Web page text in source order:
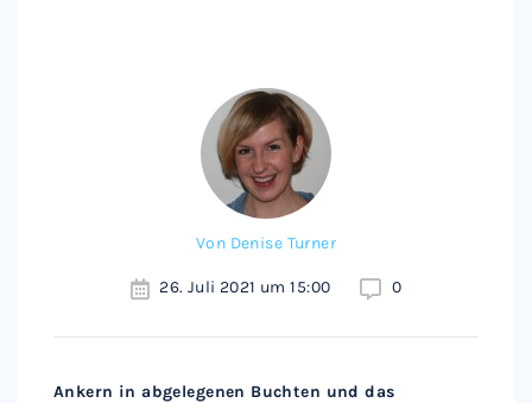
Von Denise Turner
26. Juli 2021 um 15:00 0
Ankern in abgelegenen Buchten und das